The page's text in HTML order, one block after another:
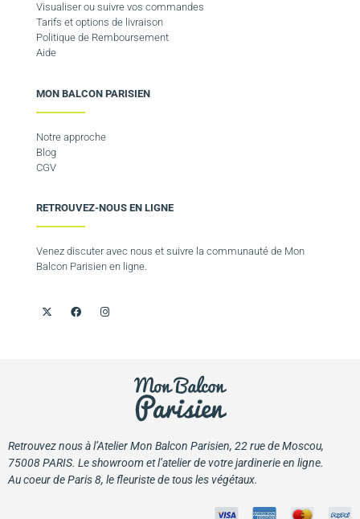
Visualiser ou suivre vos commandes
Tarifs et options de livraison
Politique de Remboursement
Aide
MON BALCON PARISIEN
Notre approche
Blog
CGV
RETROUVEZ-NOUS EN LIGNE
Venez discuter avec nous et suivre la communauté de Mon
Balcon Parisien en ligne.
Retrouvez nous à l’Atelier Mon Balcon Parisien, 22 rue de Moscou,
75008 PARIS. Le showroom et l’atelier de votre jardinerie en ligne.
Au coeur de Paris 8, le fleuriste de tous les végétaux.